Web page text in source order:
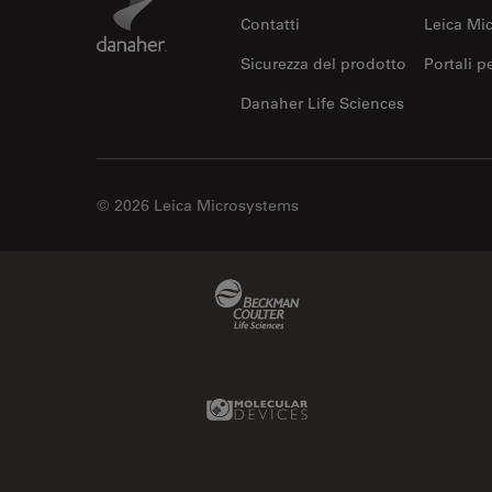
FLIM (Fluorescence Lifetime
Imaging Microscopy)
FRAP
Funzionalità STELLANTIS
Ginecologia e Urologia
Contatti
Leica
Sicurezza del prodotto
Portali
Danaher Life Sciences
© 2026 Leica Microsystems
Molecular Devices Link